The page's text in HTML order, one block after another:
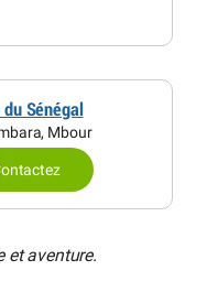
Sénégal
Mbour
et aventure.